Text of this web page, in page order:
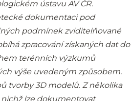
ústavu AV ČR.
dokumentaci pod
podmínek zviditelňované
zpracování získaných dat do
terénních výzkumů
výše uvedeným způsobem.
tvorby 3D modelů. Z několika
lze dokumentovat